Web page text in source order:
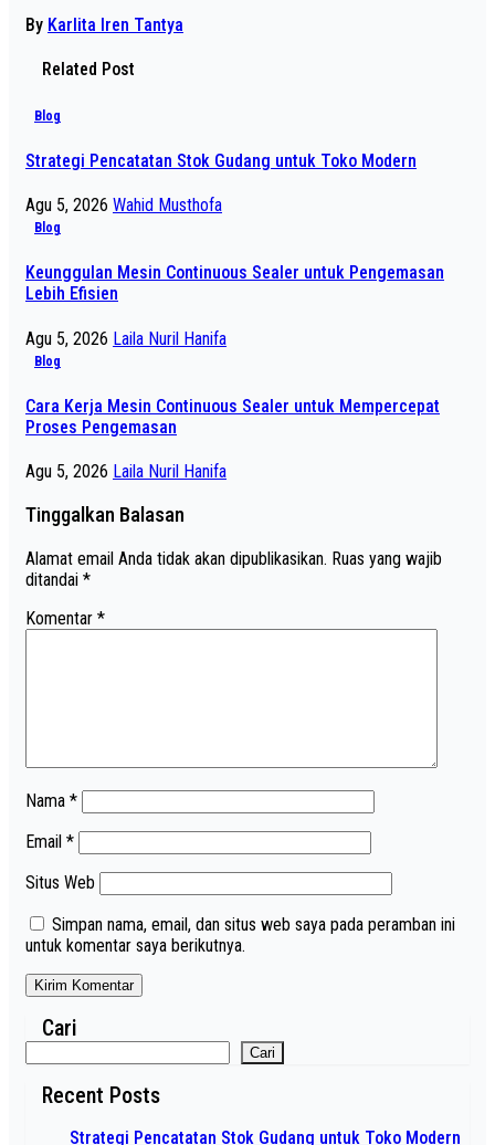
By Karlita Iren Tantya
Related Post
Blog
Strategi Pencatatan Stok Gudang untuk Toko Modern
Agu 5, 2026 Wahid Musthofa
Blog
Keunggulan Mesin Continuous Sealer untuk Pengemasan
Lebih Efisien
Agu 5, 2026 Laila Nuril Hanifa
Blog
Cara Kerja Mesin Continuous Sealer untuk Mempercepat
Proses Pengemasan
Agu 5, 2026 Laila Nuril Hanifa
Tinggalkan Balasan
Alamat email Anda tidak akan dipublikasikan. Ruas yang wajib
ditandai *
Komentar *
Nama *
Email *
Situs Web
Simpan nama, email, dan situs web saya pada peramban ini
untuk komentar saya berikutnya.
Cari
Cari
Recent Posts
Strategi Pencatatan Stok Gudang untuk Toko Modern